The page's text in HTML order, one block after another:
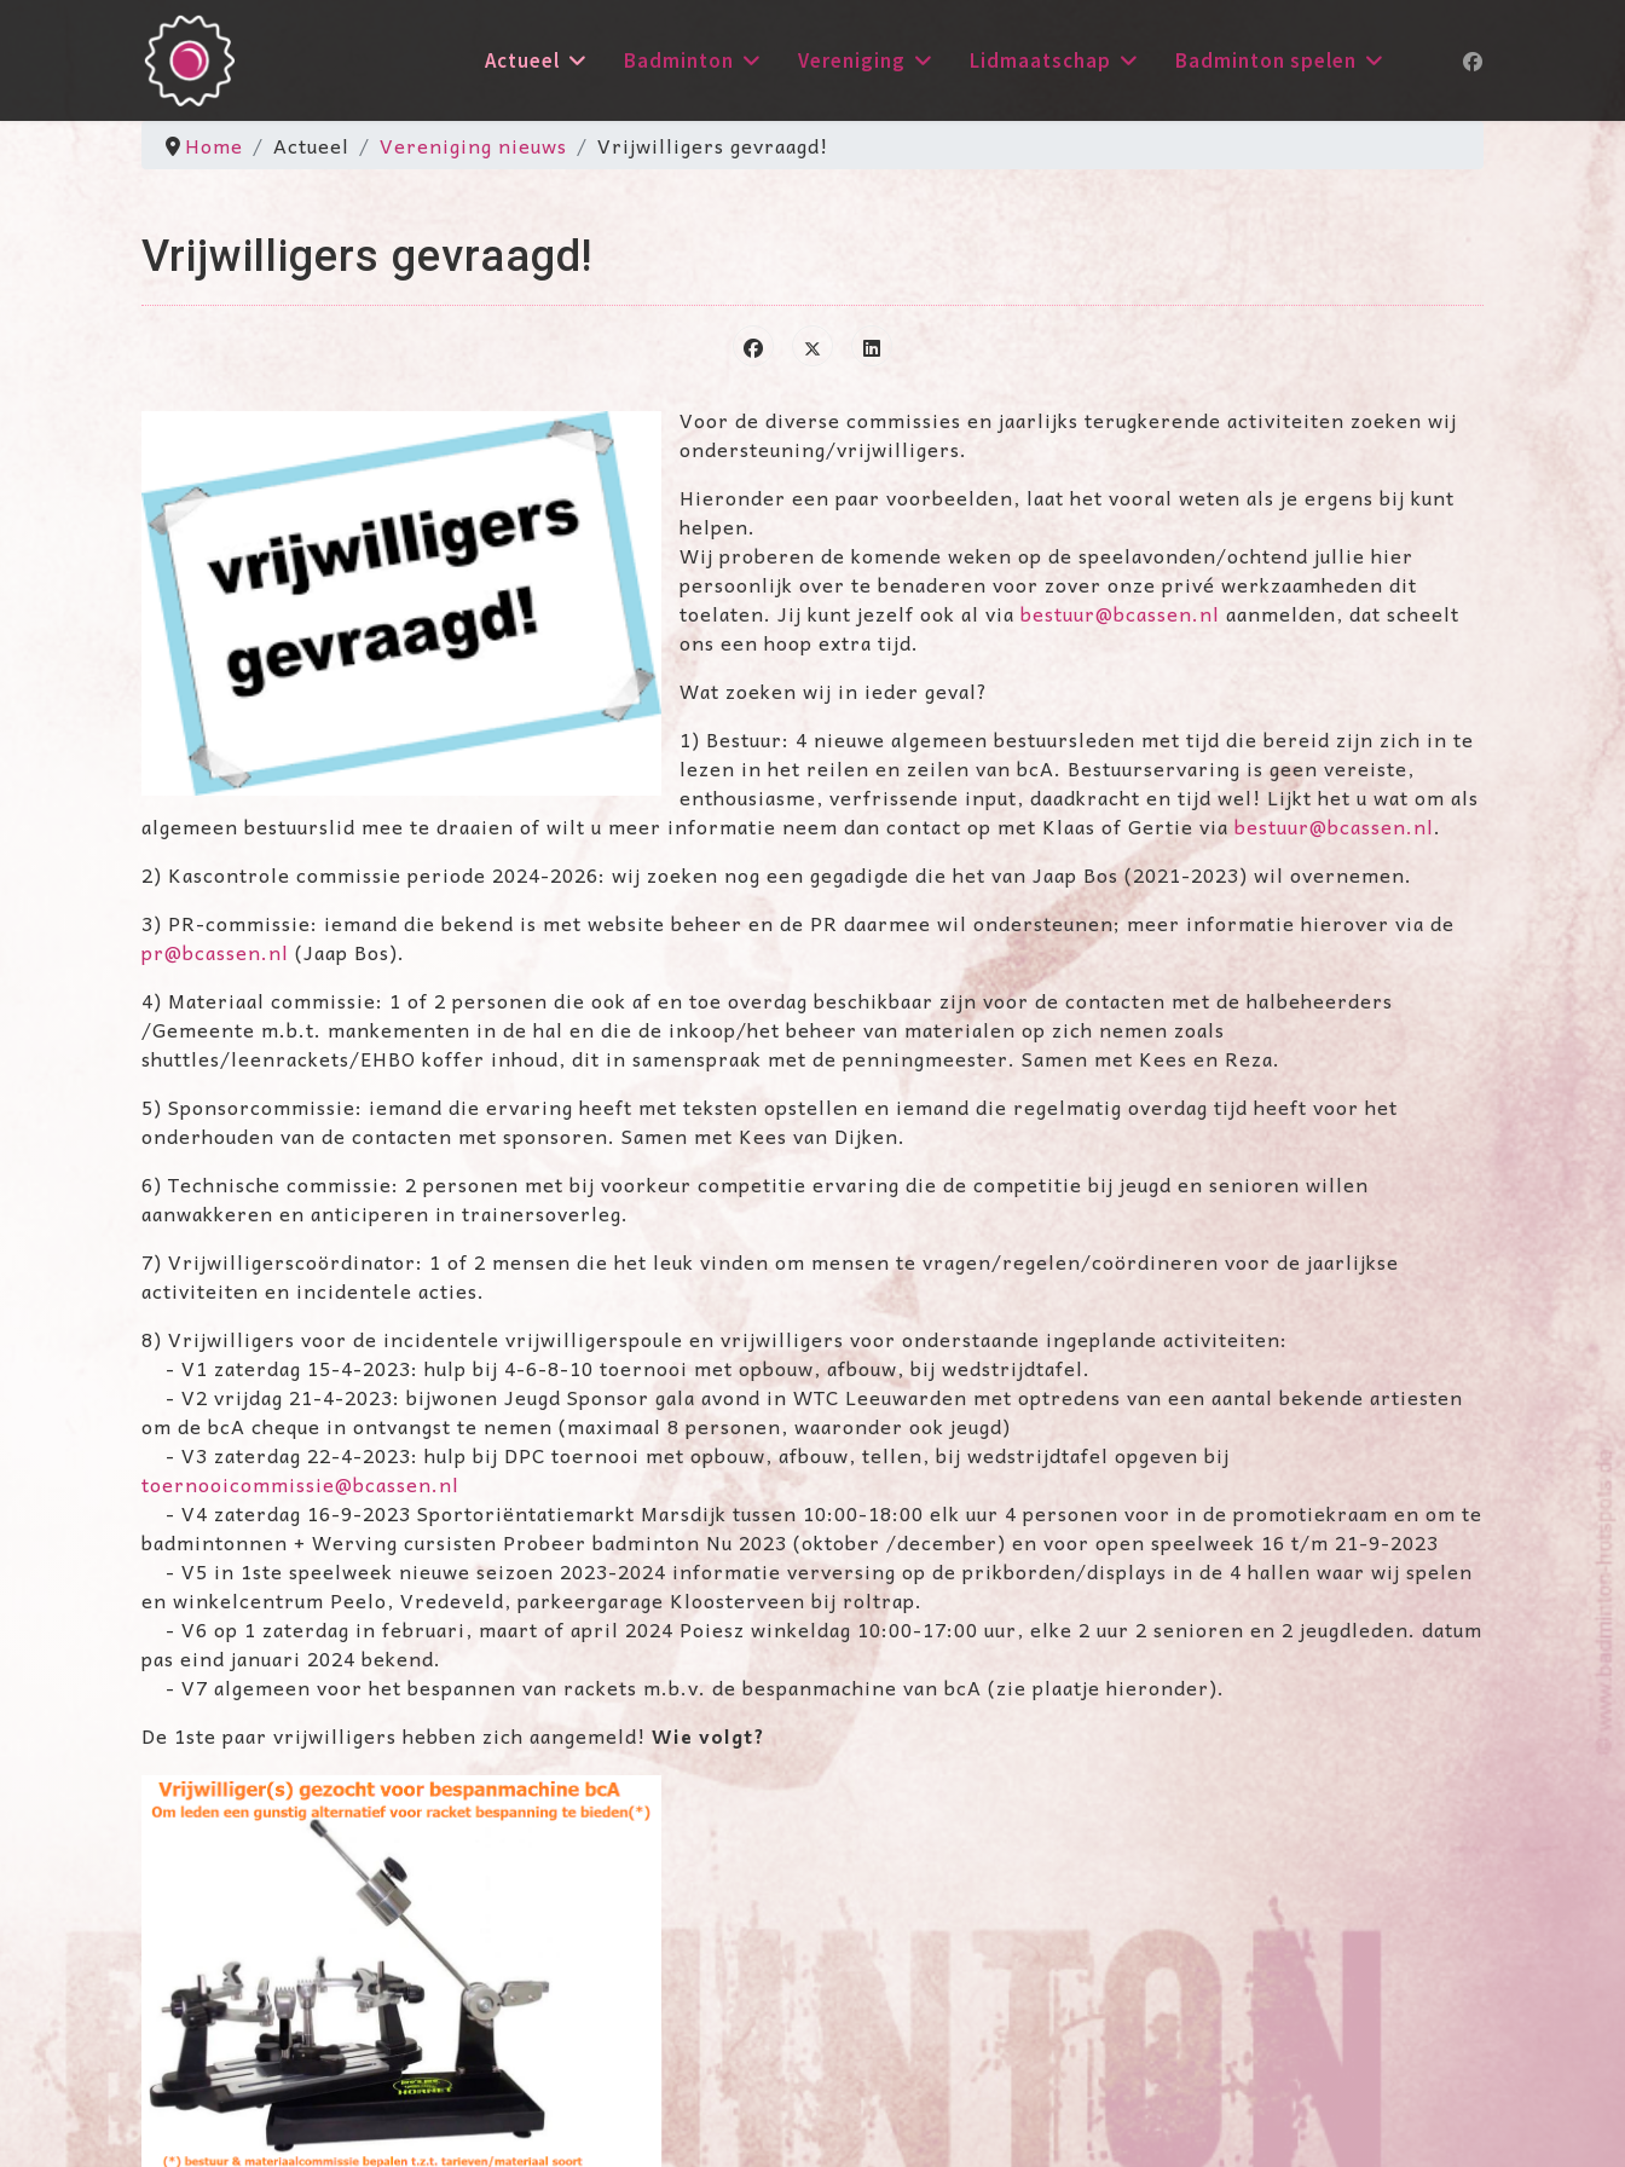
Actueel Badminton Vereniging Lidmaatschap Badminton spelen
Home Actueel Vereniging nieuws Vrijwilligers gevraagd!
Vrijwilligers gevraagd!
Voor de diverse commissies en jaarlijks terugkerende activiteiten zoeken wij
ondersteuning/vrijwilligers.
Hieronder een paar voorbeelden, laat het vooral weten als je ergens bij kunt
helpen.
Wij proberen de komende weken op de speelavonden/ochtend jullie hier
persoonlijk over te benaderen voor zover onze privé werkzaamheden dit
toelaten. Jij kunt jezelf ook al via bestuur@bcassen.nl aanmelden, dat scheelt
ons een hoop extra tijd.
Wat zoeken wij in ieder geval?
1) Bestuur: 4 nieuwe algemeen bestuursleden met tijd die bereid zijn zich in te
lezen in het reilen en zeilen van bcA. Bestuurservaring is geen vereiste,
enthousiasme, verfrissende input, daadkracht en tijd wel! Lijkt het u wat om als
algemeen bestuurslid mee te draaien of wilt u meer informatie neem dan contact op met Klaas of Gertie via bestuur@bcassen.nl.
2) Kascontrole commissie periode 2024-2026: wij zoeken nog een gegadigde die het van Jaap Bos (2021-2023) wil overnemen.
3) PR-commissie: iemand die bekend is met website beheer en de PR daarmee wil ondersteunen; meer informatie hierover via de
pr@bcassen.nl (Jaap Bos).
4) Materiaal commissie: 1 of 2 personen die ook af en toe overdag beschikbaar zijn voor de contacten met de halbeheerders
/Gemeente m.b.t. mankementen in de hal en die de inkoop/het beheer van materialen op zich nemen zoals
shuttles/leenrackets/EHBO koffer inhoud, dit in samenspraak met de penningmeester. Samen met Kees en Reza.
5) Sponsorcommissie: iemand die ervaring heeft met teksten opstellen en iemand die regelmatig overdag tijd heeft voor het
onderhouden van de contacten met sponsoren. Samen met Kees van Dijken.
6) Technische commissie: 2 personen met bij voorkeur competitie ervaring die de competitie bij jeugd en senioren willen
aanwakkeren en anticiperen in trainersoverleg.
7) Vrijwilligerscoördinator: 1 of 2 mensen die het leuk vinden om mensen te vragen/regelen/coördineren voor de jaarlijkse
activiteiten en incidentele acties.
8) Vrijwilligers voor de incidentele vrijwilligerspoule en vrijwilligers voor onderstaande ingeplande activiteiten:
- V1 zaterdag 15-4-2023: hulp bij 4-6-8-10 toernooi met opbouw, afbouw, bij wedstrijdtafel.
- V2 vrijdag 21-4-2023: bijwonen Jeugd Sponsor gala avond in WTC Leeuwarden met optredens van een aantal bekende artiesten
om de bcA cheque in ontvangst te nemen (maximaal 8 personen, waaronder ook jeugd)
- V3 zaterdag 22-4-2023: hulp bij DPC toernooi met opbouw, afbouw, tellen, bij wedstrijdtafel opgeven bij
toernooicommissie@bcassen.nl
- V4 zaterdag 16-9-2023 Sportoriëntatiemarkt Marsdijk tussen 10:00-18:00 elk uur 4 personen voor in de promotiekraam en om te
badmintonnen + Werving cursisten Probeer badminton Nu 2023 (oktober /december) en voor open speelweek 16 t/m 21-9-2023
- V5 in 1ste speelweek nieuwe seizoen 2023-2024 informatie verversing op de prikborden/displays in de 4 hallen waar wij spelen
en winkelcentrum Peelo, Vredeveld, parkeergarage Kloosterveen bij roltrap.
- V6 op 1 zaterdag in februari, maart of april 2024 Poiesz winkeldag 10:00-17:00 uur, elke 2 uur 2 senioren en 2 jeugdleden. datum
pas eind januari 2024 bekend.
- V7 algemeen voor het bespannen van rackets m.b.v. de bespanmachine van bcA (zie plaatje hieronder).
De 1ste paar vrijwilligers hebben zich aangemeld! Wie volgt?